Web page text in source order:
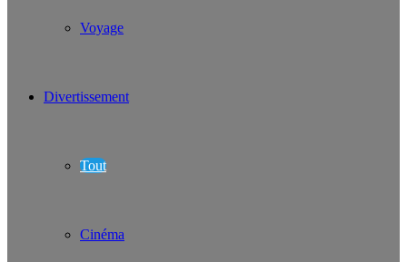
Voyage
Divertissement
Tout
Cinéma